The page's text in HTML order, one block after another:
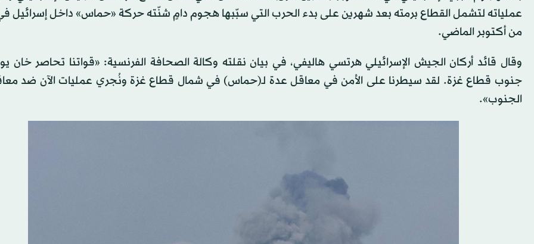
عملياته لتشمل القطاع برمته بعد شهرين على بدء الحرب التي سبّبها هجوم دامٍ شنّته حركة «حماس» داخل إسرائيل
من أكتوبر الماضي.
وقال قائد أركان الجيش الإسرائيلي هرتسي هاليفي، في بيان نقلته وكالة الصحافة الفرنسية: «قواتنا تحاصر خان
جنوب قطاع غزة. لقد سيطرنا على الأمن في معاقل عدة لـ(حماس) في شمال قطاع غزة ونُجري عمليات الآن ضد
الجنوب».